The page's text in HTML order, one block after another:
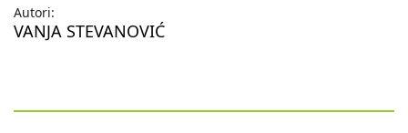
Autori:
VANJA STEVANOVIĆ